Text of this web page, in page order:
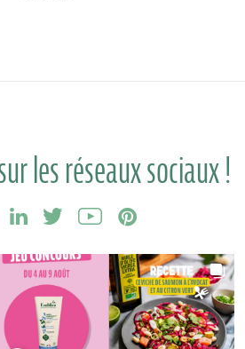
les réseaux sociaux !